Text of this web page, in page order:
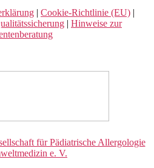
| Cookie-Richtlinie (EU) |
| Hinweise zur
für Pädiatrische Allergologie
e. V.